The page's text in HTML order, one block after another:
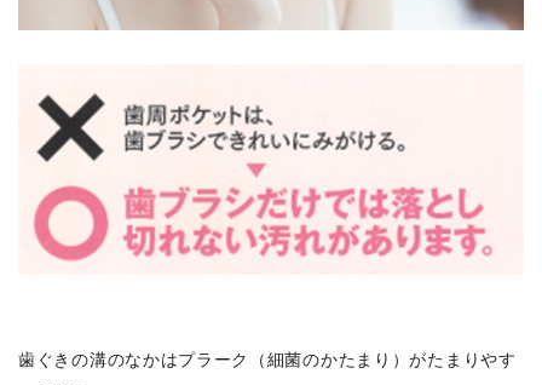
歯ぐきの溝のなかはプラーク（細菌のかたまり）がたまりやす